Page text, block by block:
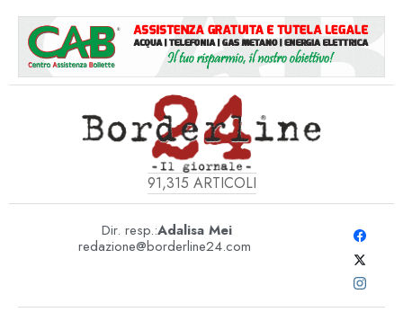
91,315 ARTICOLI
Dir. resp.:Adalisa Mei
redazione@borderline24.com